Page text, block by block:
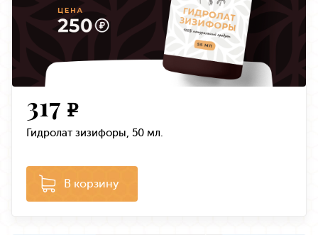
317 e
Гидролат зизифоры, 50 мл.
В корзину